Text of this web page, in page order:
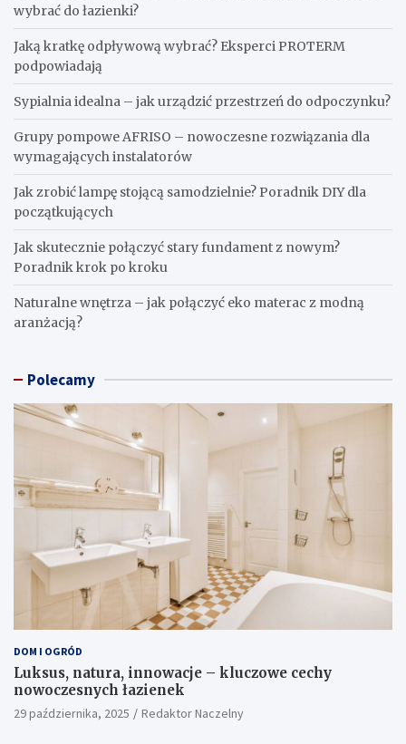
wybrać do łazienki?
Jaką kratkę odpływową wybrać? Eksperci PROTERM
podpowiadają
Sypialnia idealna – jak urządzić przestrzeń do odpoczynku?
Grupy pompowe AFRISO – nowoczesne rozwiązania dla
wymagających instalatorów
Jak zrobić lampę stojącą samodzielnie? Poradnik DIY dla
początkujących
Jak skutecznie połączyć stary fundament z nowym?
Poradnik krok po kroku
Naturalne wnętrza – jak połączyć eko materac z modną
aranżacją?
Polecamy
DOM I OGRÓD
Luksus, natura, innowacje – kluczowe cechy
nowoczesnych łazienek
29 października, 2025 Redaktor Naczelny